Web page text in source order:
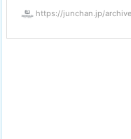
https://junchan.jp/